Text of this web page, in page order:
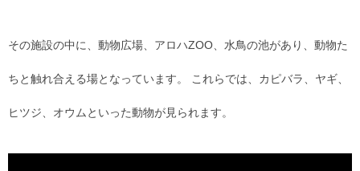
その施設の中に、動物広場、アロハZOO、水鳥の池があり、動物た
ちと触れ合える場となっています。 これらでは、カピバラ、ヤギ、
ヒツジ、オウムといった動物が見られます。